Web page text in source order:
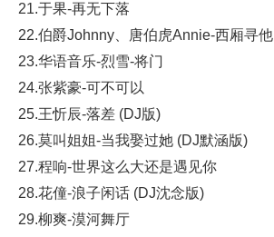
21.于果-再无下落
22.伯爵Johnny、唐伯虎Annie-西厢寻他
23.华语音乐-烈雪-将门
24.张紫豪-可不可以
25.王忻辰-落差 (DJ版)
26.莫叫姐姐-当我娶过她 (DJ默涵版)
27.程响-世界这么大还是遇见你
28.花僮-浪子闲话 (DJ沈念版)
29.柳爽-漠河舞厅